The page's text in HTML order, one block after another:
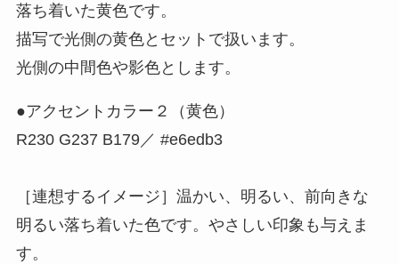
落ち着いた黄色です。
描写で光側の黄色とセットで扱います。
光側の中間色や影色とします。
●アクセントカラー２（黄色）
R230 G237 B179／ #e6edb3
［連想するイメージ］温かい、明るい、前向きな
明るい落ち着いた色です。やさしい印象も与えま
す。